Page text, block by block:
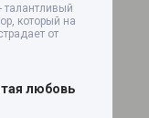
талантливый
который на
от
любовь